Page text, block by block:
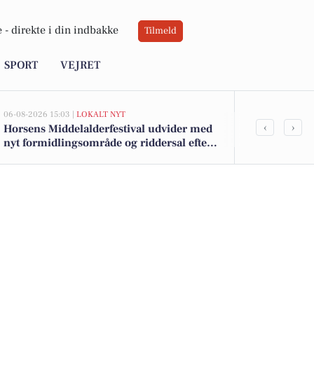
- direkte i din indbakke Tilmeld
SPORT VEJRET
06-08-2026 15:03 | LOKALT NYT
Horsens Middelalderfestival udvider med
nyt formidlingsområde og riddersal efter
Aftryk -
‹ ›